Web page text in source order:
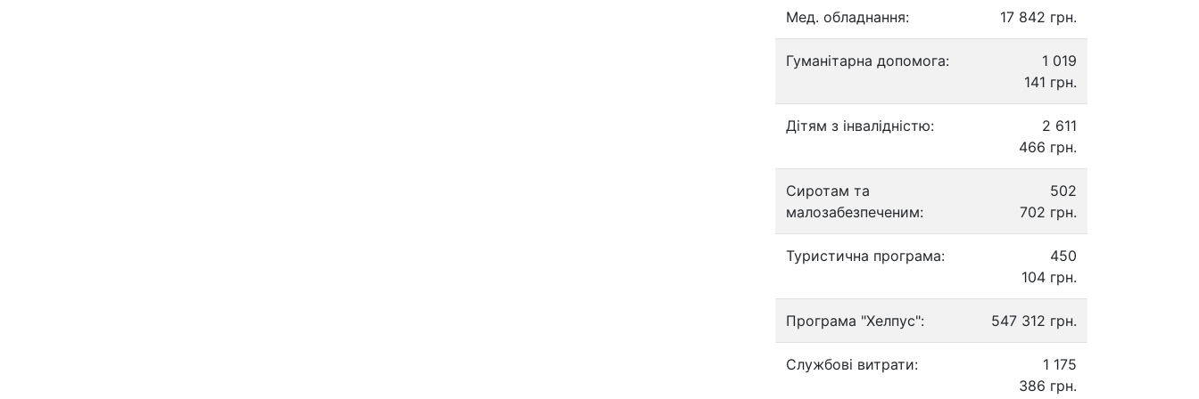
Мед. обладнання: 17 842 грн.
Гуманітарна допомога:
1 019
141 грн.
Дітям з інвалідністю:
2 611
466 грн.
Сиротам та
малозабезпеченим:
502
702 грн.
Туристична програма:
450
104 грн.
Програма "Хелпус": 547 312 грн.
Службові витрати:
1 175
386 грн.